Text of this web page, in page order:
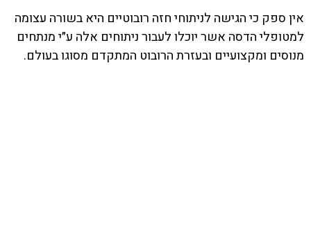
אין ספק כי הגישה לניתוחי חזה רובוטיים היא בשורה עצומה
למטופלי הדסה אשר יוכלו לעבור ניתוחים אלה ע״י מנתחים
מנוסים ומקצועיים ובעזרת הרובוט המתקדם מסוגו בעולם.